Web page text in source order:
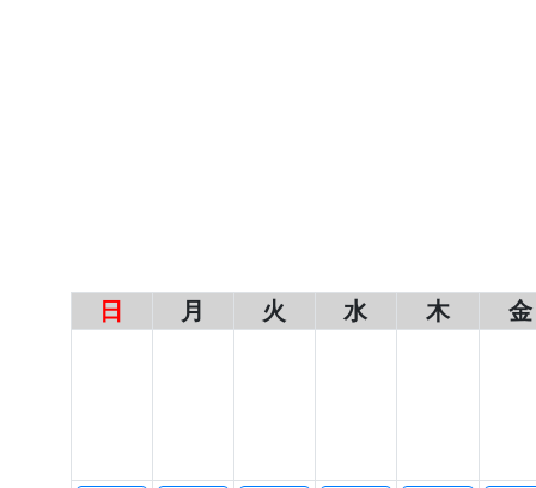
日 月 火 水 木 金